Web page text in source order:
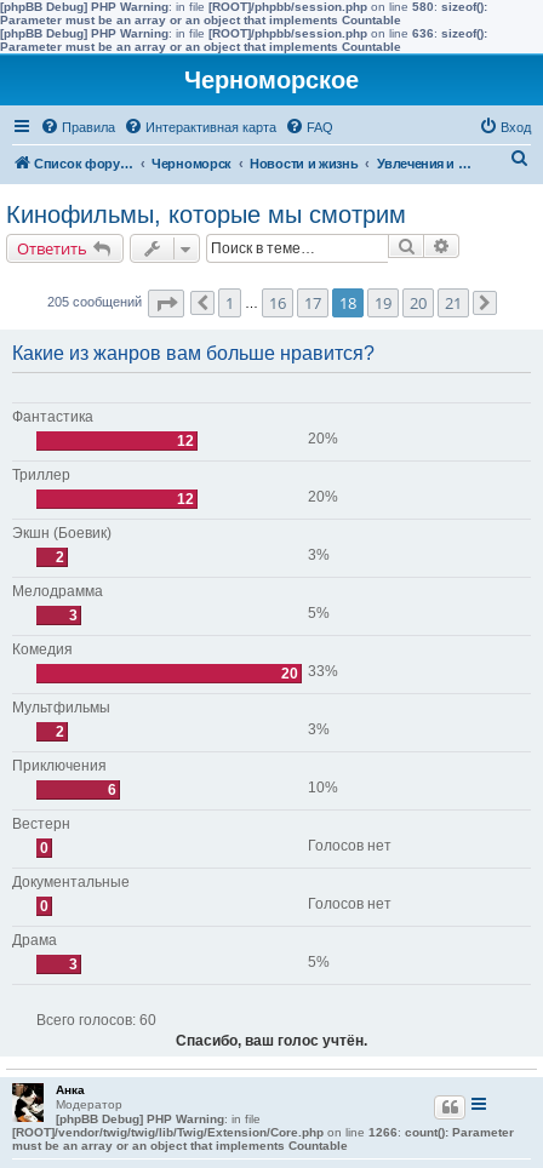
[phpBB Debug] PHP Warning: in file [ROOT]/phpbb/session.php on line 580: sizeof():
Parameter must be an array or an object that implements Countable
[phpBB Debug] PHP Warning: in file [ROOT]/phpbb/session.php on line 636: sizeof():
Parameter must be an array or an object that implements Countable
Черноморское
Правила Интерактивная карта FAQ Вход
Список форумов Черноморск Новости и жизнь Увлечения и интересы
Кинофильмы, которые мы смотрим
Ответить Поиск
205 сообщений Страница18из 21
Пред.
1 16 17 18 19 20 21
Какие из жанров вам больше нравится?
Фантастика
12
20%
Триллер
12
20%
Экшн (Боевик)
2
3%
Мелодрамма
3
5%
Комедия
20 33%
Мультфильмы
2
3%
Приключения
6
10%
Вестерн
0
Голосов нет
Документальные
0
Голосов нет
Драма
3
5%
Всего голосов: 60
Спасибо, ваш голос учтён.
Анка
Модератор
[phpBB Debug] PHP Warning: in file
[ROOT]/vendor/twig/twig/lib/Twig/Extension/Core.php on line 1266: count(): Parameter
must be an array or an object that implements Countable